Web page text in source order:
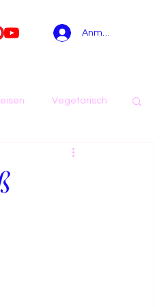
Anmelden
Vegetarisch